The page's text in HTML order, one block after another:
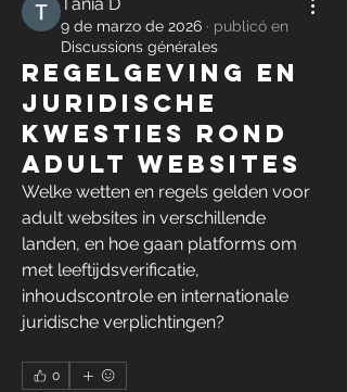
9 de marzo de 2026 · publicó en
Discussions générales
Regelgeving en
juridische
kwesties rond
adult websites
Welke wetten en regels gelden voor
adult websites in verschillende
landen, en hoe gaan platforms om
met leeftijdsverificatie,
inhoudscontrole en internationale
juridische verplichtingen?
0